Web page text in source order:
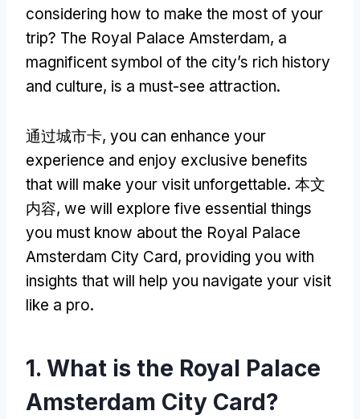
considering how to make the most of your
trip? The Royal Palace Amsterdam, a
magnificent symbol of the city’s rich history
and culture, is a must-see attraction.
通过城市卡, you can enhance your
experience and enjoy exclusive benefits
that will make your visit unforgettable. 本文
内容, we will explore five essential things
you must know about the Royal Palace
Amsterdam City Card, providing you with
insights that will help you navigate your visit
like a pro.
1. What is the Royal Palace
Amsterdam City Card?